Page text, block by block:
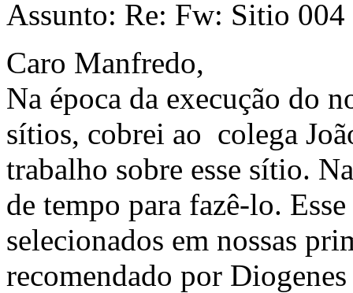
Assunto: Re: Fw: Sitio 004
Caro Manfredo,
Na época da execução do
sítios, cobrei ao colega
trabalho sobre esse sítio.
de tempo para fazê-lo.
selecionados em nossas
recomendado por